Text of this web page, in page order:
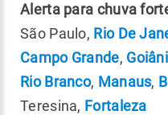
Alerta para chuva
São Paulo, Rio De
Campo Grande,
Rio Branco, Manaus,
Teresina, Fortaleza